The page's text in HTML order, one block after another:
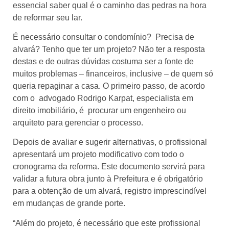
essencial saber qual é o caminho das pedras na hora
de reformar seu lar.
É necessário consultar o condomínio? Precisa de
alvará? Tenho que ter um projeto? Não ter a resposta
destas e de outras dúvidas costuma ser a fonte de
muitos problemas – financeiros, inclusive – de quem só
queria repaginar a casa. O primeiro passo, de acordo
com o advogado Rodrigo Karpat, especialista em
direito imobiliário, é procurar um engenheiro ou
arquiteto para gerenciar o processo.
Depois de avaliar e sugerir alternativas, o profissional
apresentará um projeto modificativo com todo o
cronograma da reforma. Este documento servirá para
validar a futura obra junto à Prefeitura e é obrigatório
para a obtenção de um alvará, registro imprescindível
em mudanças de grande porte.
“Além do projeto, é necessário que este profissional